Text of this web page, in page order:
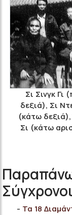
Σι Σινγκ Γι
δεξιά), Σι
(κάτω
Σι (κάτω
Τα 18